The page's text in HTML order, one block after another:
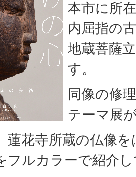
本市に所
内屈指の
地蔵菩薩
す。
同像の修
テーマ展
蓮花寺所蔵の仏像
フルカラーで紹介